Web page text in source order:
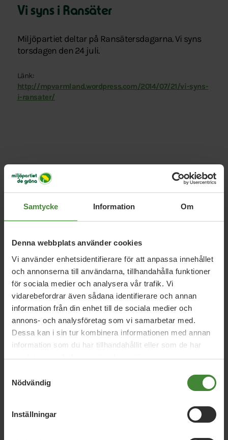
Samtycke Information Om
Denna webbplats använder cookies
Vi använder enhetsidentifierare för att anpassa innehållet
och annonserna till användarna, tillhandahålla funktioner
för sociala medier och analysera vår trafik. Vi
vidarebefordrar även sådana identifierare och annan
information från din enhet till de sociala medier och
annons- och analysföretag som vi samarbetar med.
Dessa kan i sin tur kombinera informationen med annan
information som du har tillhandahållit eller som de har
samlat in när du har använt deras tjänster.
Nödvändig
Inställningar
Vi syns i Ransäter
Miljöpartiet deltar på Ransätersdagarna. Vi syns
torsdagen den 24 juli.
Länk:
http://mpvarmland.wordpress.com/2014/07/21/vi-syns-
i-ransater/
Relaterade nyheter
SVT:s valkompass och Miljöpartiet
Värmlands svar
Veckobrev v. 26: Almedalen och SM-
vecka
Veckobrev v. 25: Budgetbeslut,